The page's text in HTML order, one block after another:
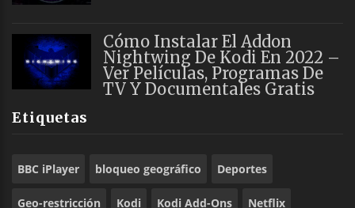
Cómo Instalar El Addon
Nightwing De Kodi En 2022 –
Ver Películas, Programas De
TV Y Documentales Gratis
Etiquetas
BBC iPlayer bloqueo geográfico Deportes
Geo-restricción Kodi Kodi Add-Ons Netflix